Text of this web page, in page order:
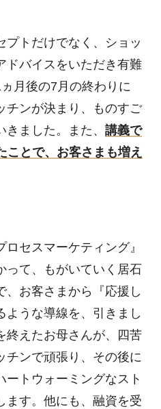
プトだけでなく、ショッ
ドバイスをいただき有難
月後の7月の終わりに
チンが決まり、ものすご
ました。また、 講義で
ことで、お客さまも増え
セスマーケティング』
って、もがいていく居石
、お客さまから『応援し
ような導線を、引きまし
終えたお母さんが、四苦
チンで頑張り、その後に
ートウォーミングなスト
ます。他にも、融資を受